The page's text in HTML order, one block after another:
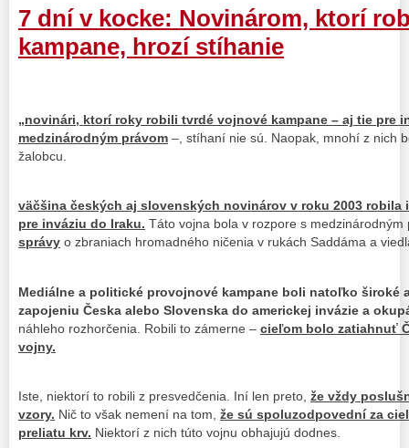
7 dní v kocke: Novinárom, ktorí
kampane, hrozí stíhanie
„novinári, ktorí roky robili tvrdé vojnové kampane – aj tie pre
medzinárodným právom –, stíhaní nie sú. Naopak, mnohí z nich
žalobcu.
väčšina českých aj slovenských novinárov v roku 2003 robila
pre inváziu do Iraku. Táto vojna bola v rozpore s
správy o zbraniach hromadného ničenia v rukách Saddáma a
Mediálne a politické provojnové kampane boli natoľko široké
zapojeniu Česka alebo Slovenska do americkej invázie a
náhleho rozhorčenia. Robili to zámerne – cieľom bolo zatiahnuť
vojny.
Iste, niektorí to robili z presvedčenia. Iní len preto, že vždy
vzory. Nič to však nemení na tom, že sú spoluzodpovední za
preliatu krv. Niektorí z nich túto vojnu obhajujú dodnes.